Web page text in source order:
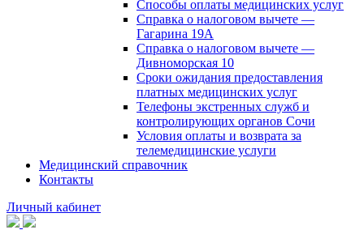
Способы оплаты медицинских услуг
Справка о налоговом вычете —
Гагарина 19А
Справка о налоговом вычете —
Дивноморская 10
Сроки ожидания предоставления
платных медицинских услуг
Телефоны экстренных служб и
контролирующих органов Сочи
Условия оплаты и возврата за
телемедицинские услуги
Медицинский справочник
Контакты
Личный кабинет